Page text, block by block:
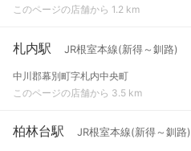
このページの店舗から 1.2 km
札内駅 JR根室本線(新得～釧路)
中川郡幕別町字札内中央町
このページの店舗から 3.5 km
柏林台駅 JR根室本線(新得～釧路)